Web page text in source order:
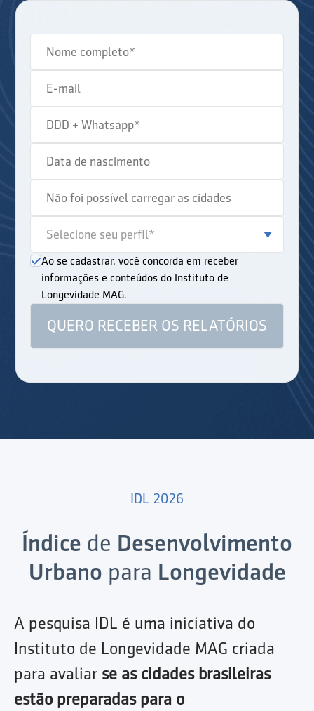
Ao se cadastrar, você concorda em receber
informações e conteúdos do Instituto de
Longevidade MAG.
IDL 2026
Índice de Desenvolvimento
Urbano para Longevidade
A pesquisa IDL é uma iniciativa do
Instituto de Longevidade MAG criada
para avaliar se as cidades brasileiras
estão preparadas para o